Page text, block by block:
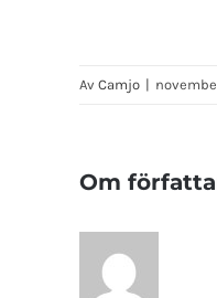
Av Camjo |
Om